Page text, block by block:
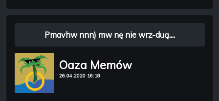
Oaza Memów
26.04.2020 16:18
Pmavhw nnn) mw nę nie wrz-duą....